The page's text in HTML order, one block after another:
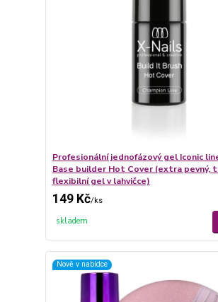
Profesionální jednofázový gel Iconic
Base builder Hot Cover (extra pevný,
flexibilní gel v lahvičce)
149 Kč/ks
skladem
Nově v nabídce